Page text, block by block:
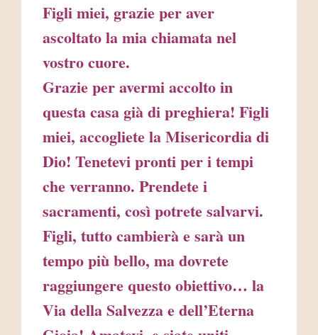
Figli miei, grazie per aver
ascoltato la mia chiamata nel
vostro cuore.
Grazie per avermi accolto in
questa casa già di preghiera! Figli
miei, accogliete la Misericordia di
Dio! Tenetevi pronti per i tempi
che verranno. Prendete i
sacramenti, così potrete salvarvi.
Figli, tutto cambierà e sarà un
tempo più bello, ma dovrete
raggiungere questo obiettivo… la
Via della Salvezza e dell’Eterna